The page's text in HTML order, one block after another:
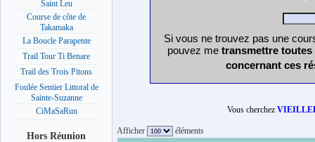
Saint Leu
Course de côte de
Takamaka
La Boucle Parapente
Trail Tour Ti Benare
Trail des Trois Pitons
Foulée Sentier Littoral de
Sainte-Suzanne
CiMaSaRun
Hors Réunion
Si vous ne trouvez pas une
pouvez me transmettre
concernant ces
Vous cherchez
Afficher éléments